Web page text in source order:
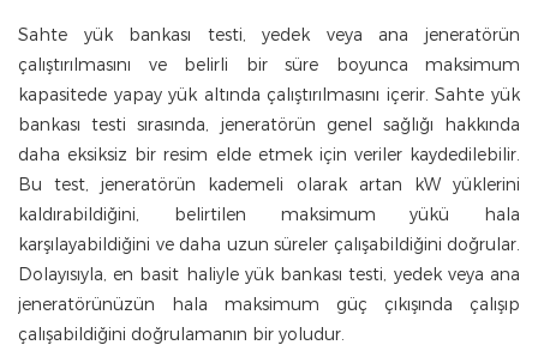
Sahte yük bankası testi, yedek veya ana jeneratörün
çalıştırılmasını ve belirli bir süre boyunca maksimum
kapasitede yapay yük altında çalıştırılmasını içerir. Sahte yük
bankası testi sırasında, jeneratörün genel sağlığı hakkında
daha eksiksiz bir resim elde etmek için veriler kaydedilebilir.
Bu test, jeneratörün kademeli olarak artan kW yüklerini
kaldırabildiğini, belirtilen maksimum yükü hala
karşılayabildiğini ve daha uzun süreler çalışabildiğini doğrular.
Dolayısıyla, en basit haliyle yük bankası testi, yedek veya ana
jeneratörünüzün hala maksimum güç çıkışında çalışıp
çalışabildiğini doğrulamanın bir yoludur.